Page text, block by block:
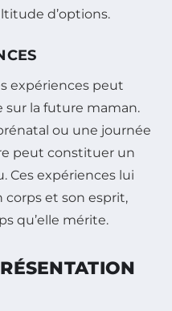
d’options.
expériences peut
sur la future maman.
ou une journée
peut constituer un
Ces expériences lui
et son esprit,
qu’elle mérite.